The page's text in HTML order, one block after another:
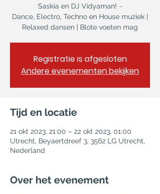
Saskia en DJ Vidyaman! ~
Dance, Electro, Techno en House muziek |
Relaxed dansen | Blote voeten mag
Registratie is afgesloten
Andere evenementen bekijken
Tijd en locatie
21 okt 2023, 21:00 – 22 okt 2023, 01:00
Utrecht, Beyaertdreef 3, 3562 LG Utrecht,
Nederland
Over het evenement